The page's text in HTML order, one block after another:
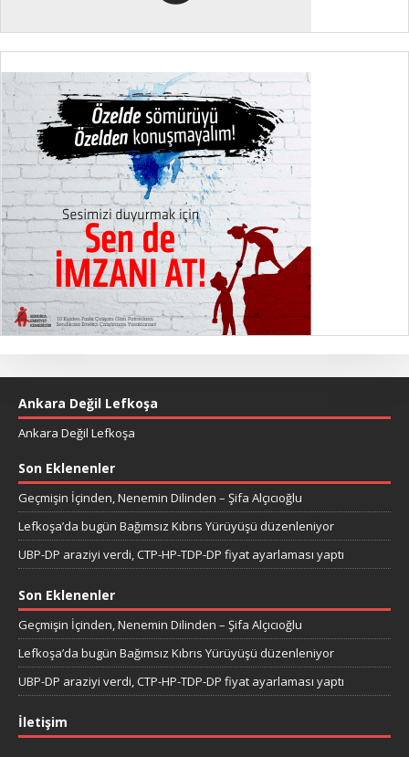
Ankara Değil Lefkoşa
Ankara Değil Lefkoşa
Son Eklenenler
Geçmişin İçinden, Nenemin Dilinden – Şifa Alçıcıoğlu
Lefkoşa’da bugün Bağımsız Kıbrıs Yürüyüşü düzenleniyor
UBP-DP araziyi verdi, CTP-HP-TDP-DP fiyat ayarlaması yaptı
Son Eklenenler
Geçmişin İçinden, Nenemin Dilinden – Şifa Alçıcıoğlu
Lefkoşa’da bugün Bağımsız Kıbrıs Yürüyüşü düzenleniyor
UBP-DP araziyi verdi, CTP-HP-TDP-DP fiyat ayarlaması yaptı
İletişim